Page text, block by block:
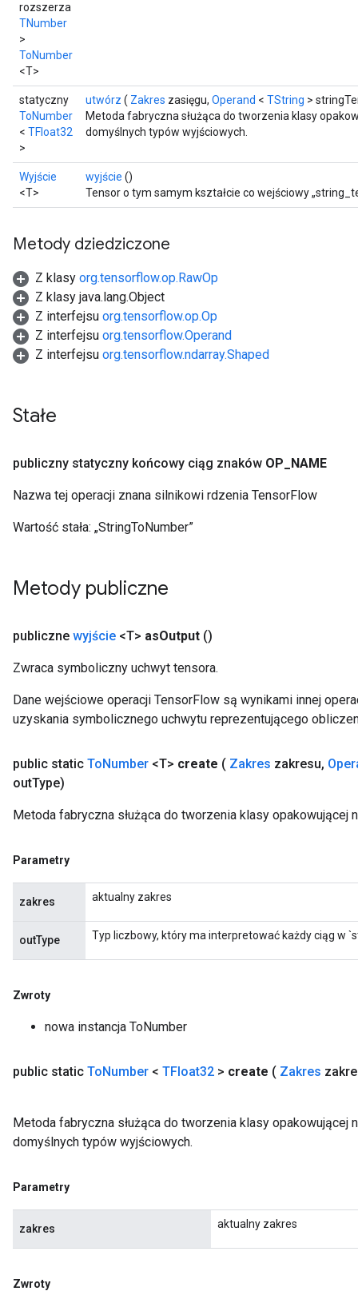
rozszerza
TNumber
>
ToNumber
<T>
statyczny
ToNumber
< TFloat32
>
utwórz ( Zakres zasięgu, Operand < TString >
Metoda fabryczna służąca do tworzenia klasy
domyślnych typów wyjściowych.
Wyjście
<T>
wyjście ()
Tensor o tym samym kształcie co wejściowy
Metody dziedziczone
Z klasy org.tensorflow.op.RawOp
Z klasy java.lang.Object
Z interfejsu org.tensorflow.op.Op
Z interfejsu org.tensorflow.Operand
Z interfejsu org.tensorflow.ndarray.Shaped
Stałe
publiczny statyczny końcowy ciąg znaków OP NAME
Nazwa tej operacji znana silnikowi rdzenia TensorFlow
Wartość stała: „StringToNumber”
Metody publiczne
publiczne wyjście <T> asOutput ()
Zwraca symboliczny uchwyt tensora.
Dane wejściowe operacji TensorFlow są wynikami innej
uzyskania symbolicznego uchwytu reprezentującego
public static ToNumber <T> create ( Zakres zakresu,
outType)
Metoda fabryczna służąca do tworzenia klasy opakowującej
Parametry
zakres aktualny zakres
outType Typ liczbowy, który ma interpretować każdy ciąg w
Zwroty
nowa instancja ToNumber
public static ToNumber < TFloat32 > create ( Zakres
Metoda fabryczna służąca do tworzenia klasy opakowującej
domyślnych typów wyjściowych.
Parametry
zakres aktualny zakres
Zwroty